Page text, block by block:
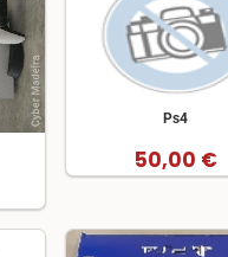
Ps4
50,00 €